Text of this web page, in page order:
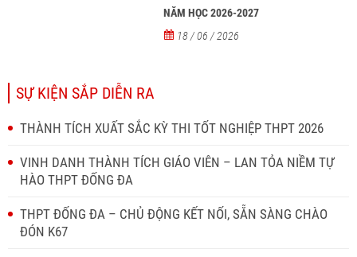
NĂM HỌC 2026-2027
18 / 06 / 2026
SỰ KIỆN SẮP DIỄN RA
THÀNH TÍCH XUẤT SẮC KỲ THI TỐT NGHIỆP THPT 2026
VINH DANH THÀNH TÍCH GIÁO VIÊN – LAN TỎA NIỀM TỰ
HÀO THPT ĐỐNG ĐA
THPT ĐỐNG ĐA – CHỦ ĐỘNG KẾT NỐI, SẴN SÀNG CHÀO
ĐÓN K67